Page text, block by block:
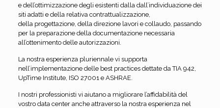
e dell’ottimizzazione degli esistenti dalla dall’individuazione dei
siti adatti e della relativa contrattualizzazione,
della progettazione, della direzione lavori e collaudo, passando
per la preparazione della documentazione necessaria
all’ottenimento delle autorizzazioni.
La nostra esperienza pluriennale vi supporta
nell’implementazione delle best practices dettate da TIA 942,
UpTime Institute, ISO 27001 e ASHRAE.
I nostri professionisti vi aiutano a migliorare l’affidabilità del
vostro data center anche attraverso la nostra esperienza nel